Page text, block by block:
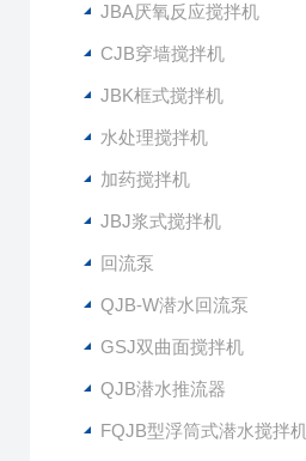
JBA厌氧反应搅拌机
CJB穿墙搅拌机
JBK框式搅拌机
水处理搅拌机
加药搅拌机
JBJ浆式搅拌机
回流泵
QJB-W潜水回流泵
GSJ双曲面搅拌机
QJB潜水推流器
FQJB型浮筒式潜水搅拌